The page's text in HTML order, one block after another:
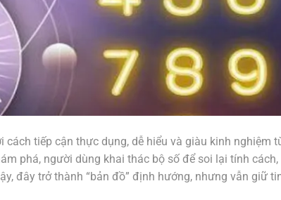
tiếp cận thực dụng, dễ hiểu và giàu kinh nghiệm
phá, người dùng khai thác bộ số để soi lại tính cách,
đây trở thành “bản đồ” định hướng, nhưng vẫn giữ